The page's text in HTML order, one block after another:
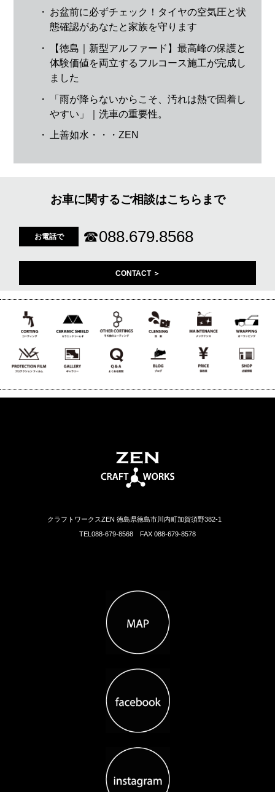
・ お盆前に必ずチェック！タイヤの空気圧と状
態確認があなたと家族を守ります
・
【徳島｜新型アルファード】最高峰の保護と
体験価値を両立するフルコース施工が完成し
ました
・
「雨が降らないからこそ、汚れは熱で固着し
やすい」｜洗車の重要性。
・ 上善如水・・・ZEN
お車に関するご相談はこちらまで
お電話で ☎088.679.8568
CONTACT ＞
クラフトワークスZEN 徳島県徳島市川内町加賀須野382-1
TEL088-679-8568 FAX 088-679-8578